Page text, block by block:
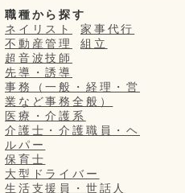
職種から探す
ネイリスト
家事代行
不動産管理
組立
超音波技師
先導・誘導
事務（一般・経理・営
業など事務全般）
医療・介護系
介護士・介護職員・ヘ
ルパー
保育士
大型ドライバー
生活支援員・世話人